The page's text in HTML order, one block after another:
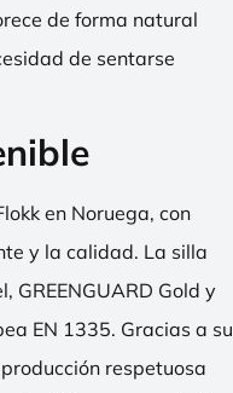
de forma natural
de sentarse
en Noruega, con
y la calidad. La silla
GREENGUARD Gold y
EN 1335. Gracias a su
respetuosa